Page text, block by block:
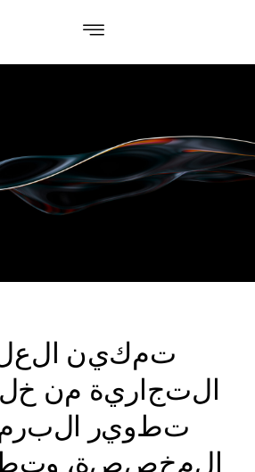
تمكين لع
لتج ر ية من خل
تطوير لبر
لمخصصة، وت